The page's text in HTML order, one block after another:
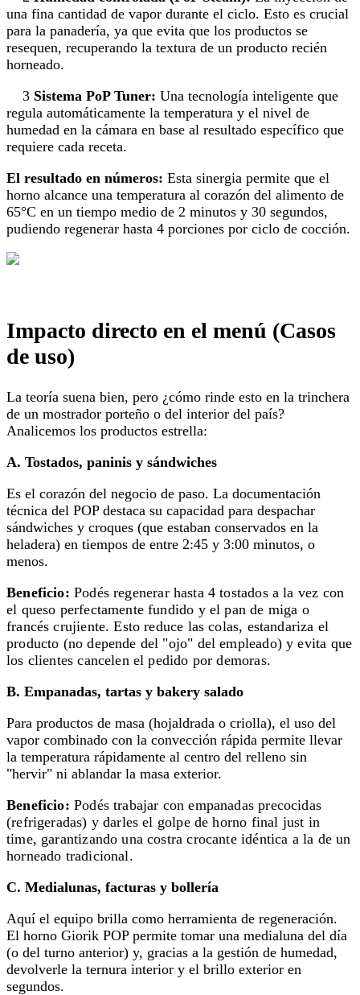
una fina cantidad de vapor durante el ciclo. Esto es crucial
para la panadería, ya que evita que los productos se
resequen, recuperando la textura de un producto recién
horneado.
3 Sistema PoP Tuner: Una tecnología inteligente que
regula automáticamente la temperatura y el nivel de
humedad en la cámara en base al resultado específico que
requiere cada receta.
El resultado en números: Esta sinergia permite que el
horno alcance una temperatura al corazón del alimento de
65°C en un tiempo medio de 2 minutos y 30 segundos,
pudiendo regenerar hasta 4 porciones por ciclo de cocción.
Impacto directo en el menú (Casos
de uso)
La teoría suena bien, pero ¿cómo rinde esto en la trinchera
de un mostrador porteño o del interior del país?
Analicemos los productos estrella:
A. Tostados, paninis y sándwiches
Es el corazón del negocio de paso. La documentación
técnica del POP destaca su capacidad para despachar
sándwiches y croques (que estaban conservados en la
heladera) en tiempos de entre 2:45 y 3:00 minutos, o
menos.
Beneficio: Podés regenerar hasta 4 tostados a la vez con
el queso perfectamente fundido y el pan de miga o
francés crujiente. Esto reduce las colas, estandariza el
producto (no depende del "ojo" del empleado) y evita que
los clientes cancelen el pedido por demoras.
B. Empanadas, tartas y bakery salado
Para productos de masa (hojaldrada o criolla), el uso del
vapor combinado con la convección rápida permite llevar
la temperatura rápidamente al centro del relleno sin
"hervir" ni ablandar la masa exterior.
Beneficio: Podés trabajar con empanadas precocidas
(refrigeradas) y darles el golpe de horno final just in
time, garantizando una costra crocante idéntica a la de un
horneado tradicional.
C. Medialunas, facturas y bollería
Aquí el equipo brilla como herramienta de regeneración.
El horno Giorik POP permite tomar una medialuna del día
(o del turno anterior) y, gracias a la gestión de humedad,
devolverle la ternura interior y el brillo exterior en
segundos.